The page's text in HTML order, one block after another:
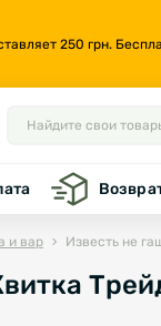
250 грн.
и вар Известь не